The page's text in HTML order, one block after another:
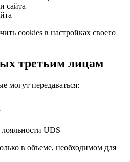
сайта
cookies в настройках своего
третьим лицам
могут передаваться:
UDS
в объеме, необходимом для